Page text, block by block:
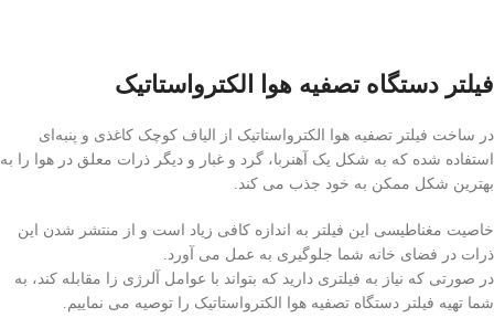
فیلتر دستگاه تصفیه هوا الکترواستاتیک
در ساخت فیلتر تصفیه هوا الکترواستاتیک از الیاف کوچک کاغذی و پنبه‌ای
استفاده شده که به شکل یک آهنربا، گرد و غبار و دیگر ذرات معلق در هوا را به
بهترین شکل ممکن به خود جذب می کند.
خاصیت مغناطیسی این فیلتر به اندازه کافی زیاد است و از منتشر شدن این
ذرات در فضای خانه شما جلوگیری به عمل می آورد.
در صورتی که نیاز به فیلتری دارید که بتواند با عوامل آلرژی زا مقابله کند، به
شما تهیه فیلتر دستگاه تصفیه هوا الکترواستاتیک را توصیه می نماییم.